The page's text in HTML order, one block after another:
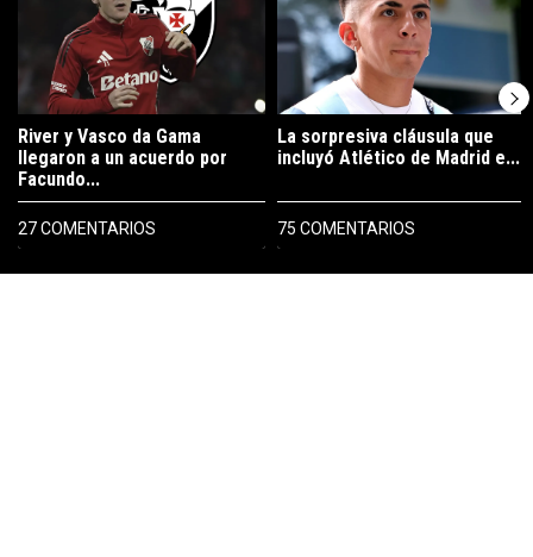
River y Vasco da Gama
llegaron a un acuerdo por
Facundo...
27 COMENTARIOS
La sorpresiva cláusula que
incluyó Atlético de Madrid e...
75 COMENTARIOS